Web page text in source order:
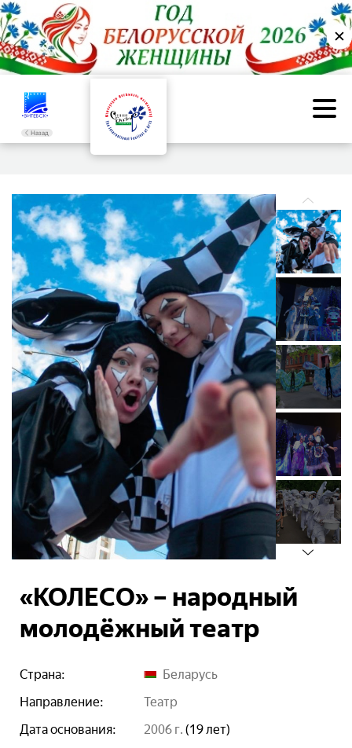
✕
Назад
«КОЛЕСО» – народный
молодёжный театр
Страна:
Беларусь
Направление:
театр
Дата основания:
2006 г. (19 лет)